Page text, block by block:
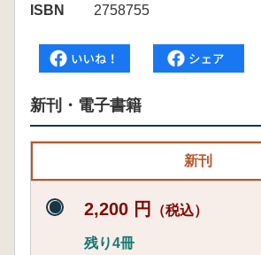
ISBN
2758755
新刊・電子書籍
新刊
2,200 円 （税込）
残り4冊